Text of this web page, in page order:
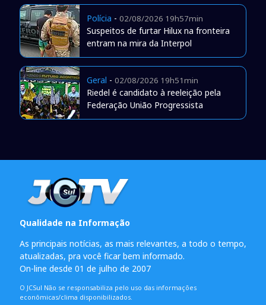
Polícia - 02/08/2026 19h57min
Suspeitos de furtar Hilux na fronteira
entram na mira da Interpol
Geral - 02/08/2026 19h51min
Riedel é candidato à reeleição pela
Federação União Progressista
Qualidade na Informação
As principais notícias, as mais relevantes, a todo o tempo,
atualizadas, pra você ficar bem informado.
On-line desde 01 de julho de 2007
O JCSul Não se responsabiliza pelo uso das informações
econômicas/clima disponibilizados.